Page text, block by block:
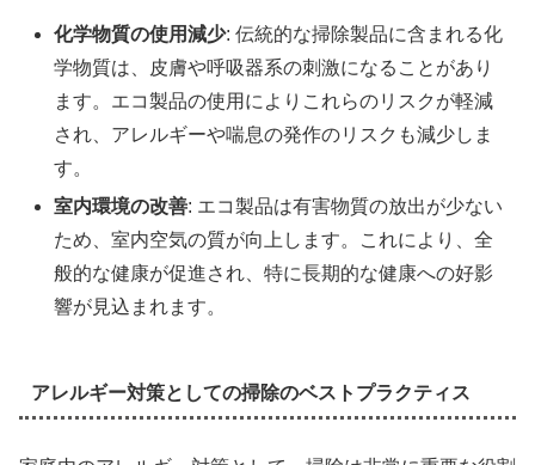
化学物質の使用減少: 伝統的な掃除製品に含まれる化
学物質は、皮膚や呼吸器系の刺激になることがあり
ます。エコ製品の使用によりこれらのリスクが軽減
され、アレルギーや喘息の発作のリスクも減少しま
す。
室内環境の改善: エコ製品は有害物質の放出が少ない
ため、室内空気の質が向上します。これにより、全
般的な健康が促進され、特に長期的な健康への好影
響が見込まれます。
アレルギー対策としての掃除のベストプラクティス